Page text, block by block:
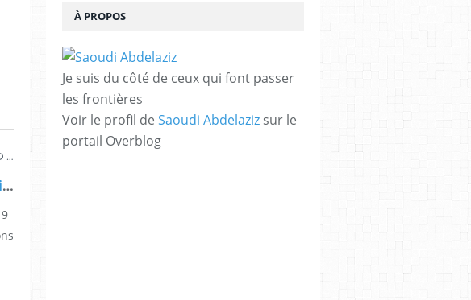
…
SONATRACH. Licenciée pour avoir dénoncé des malversations
À PROPOS
Je suis du côté de ceux qui font passer
les frontières
Voir le profil de Saoudi Abdelaziz sur le
portail Overblog